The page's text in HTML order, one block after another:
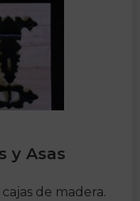
y Asas
de madera.